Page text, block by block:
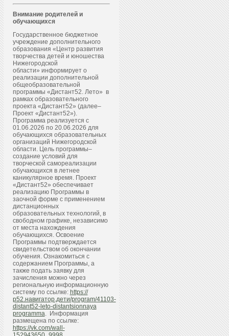
Внимание родителей и
обучающихся
Государственное бюджетное
учреждение дополнительного
образования «Центр развития
творчества детей и юношества
Нижегородской
области» информирует о
реализации дополнительной
общеобразовательной
программы «Дистант52. Лето» в
рамках образовательного
проекта «Дистант52» (далее–
Проект «Дистант52»).
Программа реализуется с
01.06.2026 по 20.06.2026 для
обучающихся образовательных
организаций Нижегородской
области. Цель программы–
создание условий для
творческой самореализации
обучающихся в летнее
каникулярное время. Проект
«Дистант52» обеспечивает
реализацию Программы в
заочной форме с применением
дистанционных
образовательных технологий, в
свободном графике, независимо
от места нахождения
обучающихся. Освоение
Программы подтверждается
свидетельством об окончании
обучения. Ознакомиться с
содержанием Программы, а
также подать заявку для
зачисления можно через
региональную информационную
систему по ссылке: https://
р52.навигатор.дети/program/41103-
distant52-leto-distantsionnaya
programma. Информация
размещена по ссылке:
https://vk.com/wall-